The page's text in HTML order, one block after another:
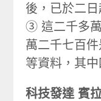
後，已於二日
③ 這二千多
萬二千七百
等資料，其
科技發達 賓